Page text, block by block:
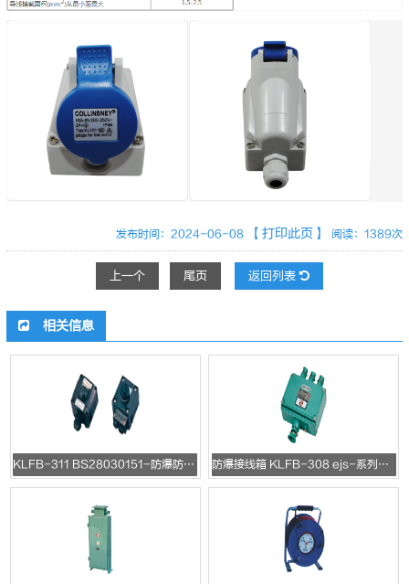
发布时间：2024-06-08 【打印此页】 阅读：1389次
上一个 尾页 返回列表
相关信息
KLFB-311 BS28030151-防爆防腐断路器 防爆接线箱 KLFB-308 ejs-系列防爆接线箱